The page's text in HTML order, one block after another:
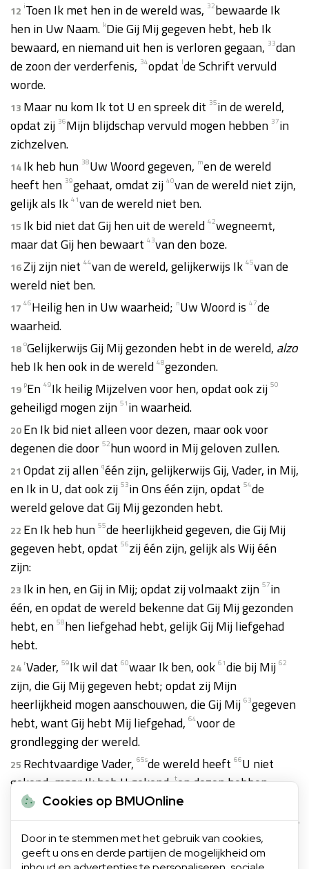
12 iToen Ik met hen in de wereld was, 32bewaarde Ik
hen in Uw Naam. kDie Gij Mij gegeven hebt, heb Ik
bewaard, en niemand uit hen is verloren gegaan, 33dan
de zoon der verderfenis, 34opdat lde Schrift vervuld
worde.
13 Maar nu kom Ik tot U en spreek dit 35in de wereld,
opdat zij 36Mijn blijdschap vervuld mogen hebben 37in
zichzelven.
14Ik heb hun 38Uw Woord gegeven, men de wereld
heeft hen 39gehaat, omdat zij 40van de wereld niet zijn,
gelijk als Ik 41van de wereld niet ben.
15 Ik bid niet dat Gij hen uit de wereld 42wegneemt,
maar dat Gij hen bewaart 43van den boze.
16Zij zijn niet 44van de wereld, gelijkerwijs Ik 45van de
wereld niet ben.
17 46Heilig hen in Uw waarheid; nUw Woord is 47de
waarheid.
18 oGelijkerwijs Gij Mij gezonden hebt in de wereld, alzo
heb Ik hen ook in de wereld 48gezonden.
19 pEn 49Ik heilig Mijzelven voor hen, opdat ook zij 50
geheiligd mogen zijn 51 in waarheid.
20En Ik bid niet alleen voor dezen, maar ook voor
degenen die door 52hun woord in Mij geloven zullen.
21 Opdat zij allen qéén zijn, gelijkerwijs Gij, Vader, in Mij,
en Ik in U, dat ook zij 53in Ons één zijn, opdat 54de
wereld gelove dat Gij Mij gezonden hebt.
22 En Ik heb hun 55de heerlijkheid gegeven, die Gij Mij
gegeven hebt, opdat 56zij één zijn, gelijk als Wij één
zijn:
23 Ik in hen, en Gij in Mij; opdat zij volmaakt zijn 57in
één, en opdat de wereld bekenne dat Gij Mij gezonden
hebt, en 58hen liefgehad hebt, gelijk Gij Mij liefgehad
hebt.
24 rVader, 59Ik wil dat 60waar Ik ben, ook 61die bij Mij 62
zijn, die Gij Mij gegeven hebt; opdat zij Mijn
heerlijkheid mogen aanschouwen, die Gij Mij 63gegeven
hebt, want Gij hebt Mij liefgehad, 64voor de
grondlegging der wereld.
25 Rechtvaardige Vader, 65sde wereld heeft 66U niet
gekend; maar Ik heb U gekend,ten dezen hebben
bekend dat Gij Mij gezonden hebt.
26En Ik heb hun Uw Naam bekendgemaakt en zalhem
bekendmaken, opdat de liefde waarmede Gij Mij
liefgehad hebt,68in hen zij, en69Ik in hen.
Cookies op BMUOnline
Door in te stemmen met het gebruik van cookies,
geeft u ons en derde partijen de mogelijkheid om